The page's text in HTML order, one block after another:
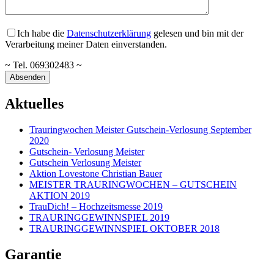
Ich habe die Datenschutzerklärung gelesen und bin mit der
Verarbeitung meiner Daten einverstanden.
~ Tel. 069302483 ~
Aktuelles
Trauringwochen Meister Gutschein-Verlosung September
2020
Gutschein- Verlosung Meister
Gutschein Verlosung Meister
Aktion Lovestone Christian Bauer
MEISTER TRAURINGWOCHEN – GUTSCHEIN
AKTION 2019
TrauDich! – Hochzeitsmesse 2019
TRAURINGGEWINNSPIEL 2019
TRAURINGGEWINNSPIEL OKTOBER 2018
Garantie